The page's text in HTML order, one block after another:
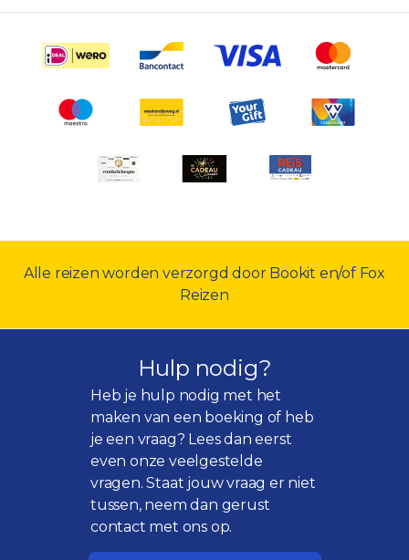
Alle reizen worden verzorgd door Bookit en/of Fox
Reizen
Hulp nodig?
Heb je hulp nodig met het
maken van een boeking of heb
je een vraag? Lees dan eerst
even onzeveelgestelde
vragen. Staat jouw vraag er niet
tussen, neem dan gerust
contact met ons op.